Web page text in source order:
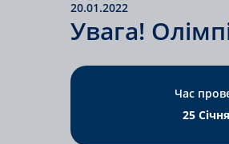
20.01.2022
Увага!
Час
25